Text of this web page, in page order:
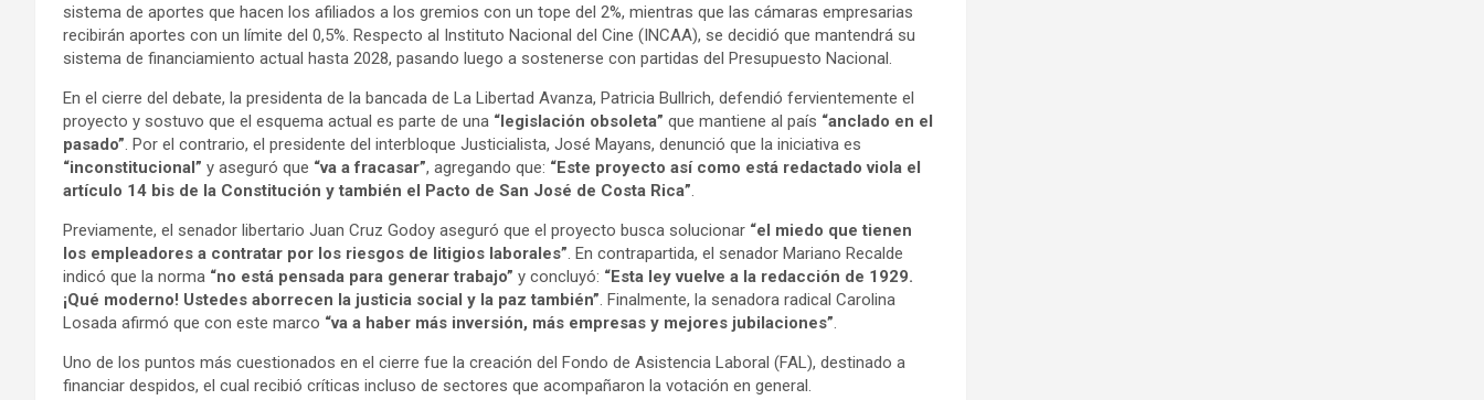
sistema de aportes que hacen los afiliados a los gremios con un tope del 2%, mientras que las cámaras empresarias
recibirán aportes con un límite del 0,5%. Respecto al Instituto Nacional del Cine (INCAA), se decidió que mantendrá su
sistema de financiamiento actual hasta 2028, pasando luego a sostenerse con partidas del Presupuesto Nacional.
En el cierre del debate, la presidenta de la bancada de La Libertad Avanza, Patricia Bullrich, defendió fervientemente el
proyecto y sostuvo que el esquema actual es parte de una “legislación obsoleta” que mantiene al país “anclado en el
pasado”. Por el contrario, el presidente del interbloque Justicialista, José Mayans, denunció que la iniciativa es
“inconstitucional” y aseguró que “va a fracasar”, agregando que: “Este proyecto así como está redactado viola el
artículo 14 bis de la Constitución y también el Pacto de San José de Costa Rica”.
Previamente, el senador libertario Juan Cruz Godoy aseguró que el proyecto busca solucionar “el miedo que tienen
los empleadores a contratar por los riesgos de litigios laborales”. En contrapartida, el senador Mariano Recalde
indicó que la norma “no está pensada para generar trabajo” y concluyó: “Esta ley vuelve a la redacción de 1929.
¡Qué moderno! Ustedes aborrecen la justicia social y la paz también”. Finalmente, la senadora radical Carolina
Losada afirmó que con este marco “va a haber más inversión, más empresas y mejores jubilaciones”.
Uno de los puntos más cuestionados en el cierre fue la creación del Fondo de Asistencia Laboral (FAL), destinado a
financiar despidos, el cual recibió críticas incluso de sectores que acompañaron la votación en general.